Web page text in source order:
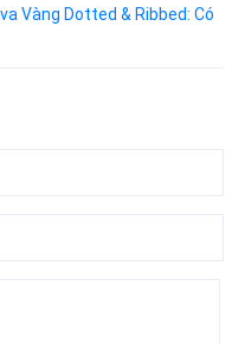
Vàng Dotted & Ribbed: Có